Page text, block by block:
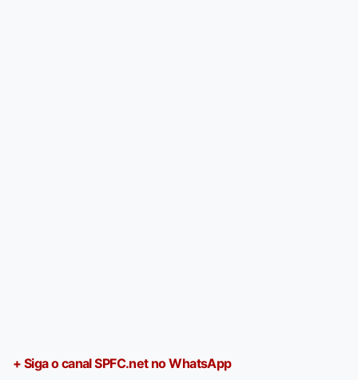
+ Siga o canal SPFC.net no WhatsApp